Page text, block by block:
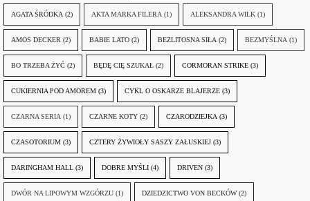
AGATA ŚRÓDKA (2) AKTA MARKA FILERA (1) ALEKSANDRA WILK (1)
AMOS DECKER (2) BABIE LATO (2) BEZLITOSNA SIŁA (2) BEZMYŚLNA (1)
BO TRZEBA ŻYĆ (2) BĘDĘ CIĘ SZUKAŁ (2) CORMORAN STRIKE (3)
CUKIERNIA POD AMOREM (3) CYKL O OSKARZE BLAJERZE (3)
CZARNA SERIA (1) CZARNE KOTY (2) CZARODZIEJKA (3)
CZASOTORIUM (3) CZTERY ŻYWIOŁY SASZY ZAŁUSKIEJ (3)
DARINGHAM HALL (3) DOBRE MYŚLI (4) DRIVEN (3)
DWÓR NA LIPOWYM WZGÓRZU (1) DZIEDZICTWO VON BECKÓW (2)